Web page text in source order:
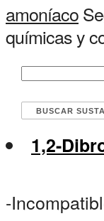
amoníaco
químicas y
1,2-
-